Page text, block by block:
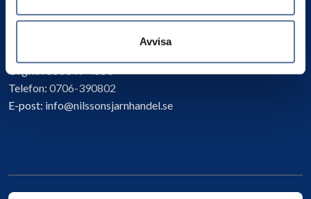
Avvisa
Org. nr:556049-4550
Telefon: 0706-390802
E-post: info@nilssonsjarnhandel.se